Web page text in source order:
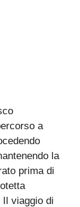
a
la
prima di
viaggio di